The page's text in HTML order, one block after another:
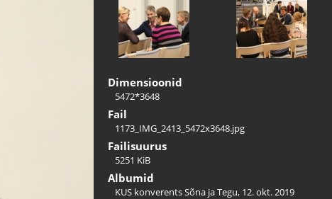
Dimensioonid
5472*3648
Fail
1173_IMG_2413_5472x3648.jpg
Failisuurus
5251 KiB
Albumid
KUS konverents Sõna ja Tegu, 12. okt. 2019